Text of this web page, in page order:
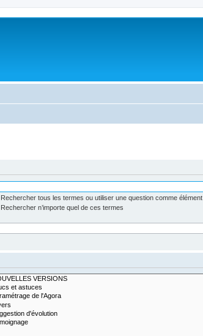
Rechercher tous les termes ou utiliser une question comme élément
Rechercher n’importe quel de ces termes